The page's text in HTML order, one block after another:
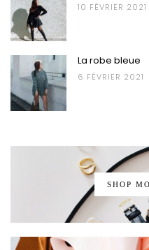
10 FÉVRIER 2021
La robe bleue
6 FÉVRIER 2021
SHOP